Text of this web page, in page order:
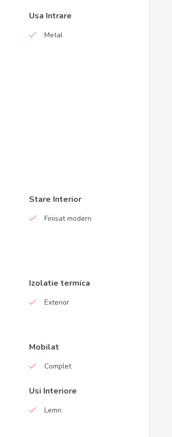
Usa Intrare
Metal
Stare Interior
Finisat modern
Izolatie termica
Exterior
Mobilat
Complet
Usi Interiore
Lemn